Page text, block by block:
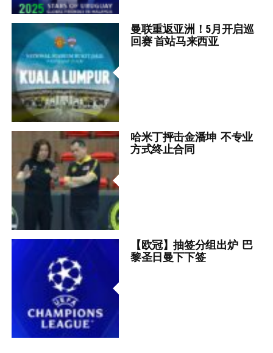
曼联重返亚洲！5月开启巡
回赛 首站马来西亚
哈米丁抨击金潘坤 不专业
方式终止合同
【欧冠】抽签分组出炉 巴
黎圣日曼下下签